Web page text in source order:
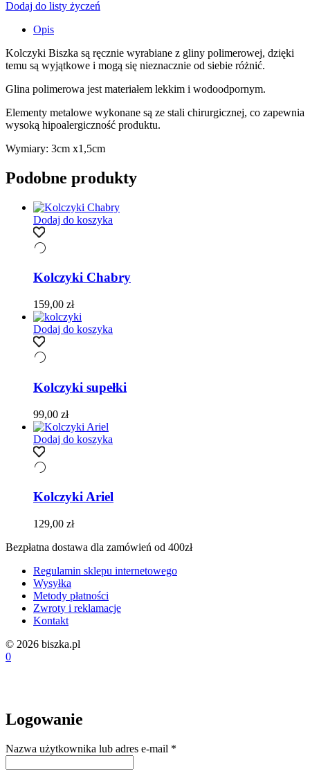
Dodaj do listy życzeń
Opis
Kolczyki Biszka są ręcznie wyrabiane z gliny polimerowej, dzięki
temu są wyjątkowe i mogą się nieznacznie od siebie różnić.
Glina polimerowa jest materiałem lekkim i wodoodpornym.
Elementy metalowe wykonane są ze stali chirurgicznej, co zapewnia
wysoką hipoalergiczność produktu.
Wymiary: 3cm x1,5cm
Podobne produkty
Dodaj do koszyka
Kolczyki Chabry
159,00 zł
Dodaj do koszyka
Kolczyki supełki
99,00 zł
Dodaj do koszyka
Kolczyki Ariel
129,00 zł
Bezpłatna dostawa dla zamówień od 400zł
Regulamin sklepu internetowego
Wysyłka
Metody płatności
Zwroty i reklamacje
Kontakt
© 2026 biszka.pl
0
Logowanie
Nazwa użytkownika lub adres e-mail *